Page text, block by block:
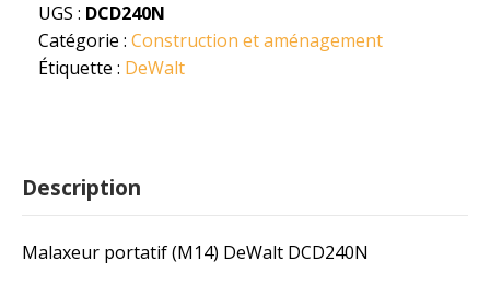
UGS : DCD240N
Catégorie : Construction et aménagement
Étiquette : DeWalt
Description
Malaxeur portatif (M14) DeWalt DCD240N